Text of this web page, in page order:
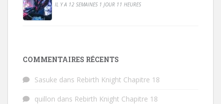
IL Y A 12 SEMAINES 1 JOUR 11 HEURES
COMMENTAIRES RÉCENTS
Sasuke dans Rebirth Knight Chapitre 18
quillon dans Rebirth Knight Chapitre 18